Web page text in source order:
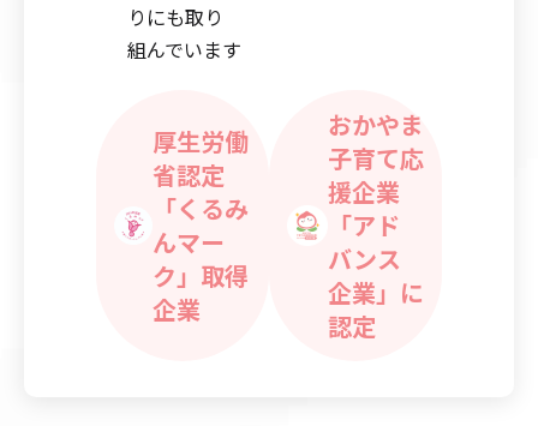
りにも取り
組んでいます
厚生労働
省認定
「くるみ
んマー
ク」取得
企業
おかやま
子育て応
援企業
「アド
バンス
企業」に
認定